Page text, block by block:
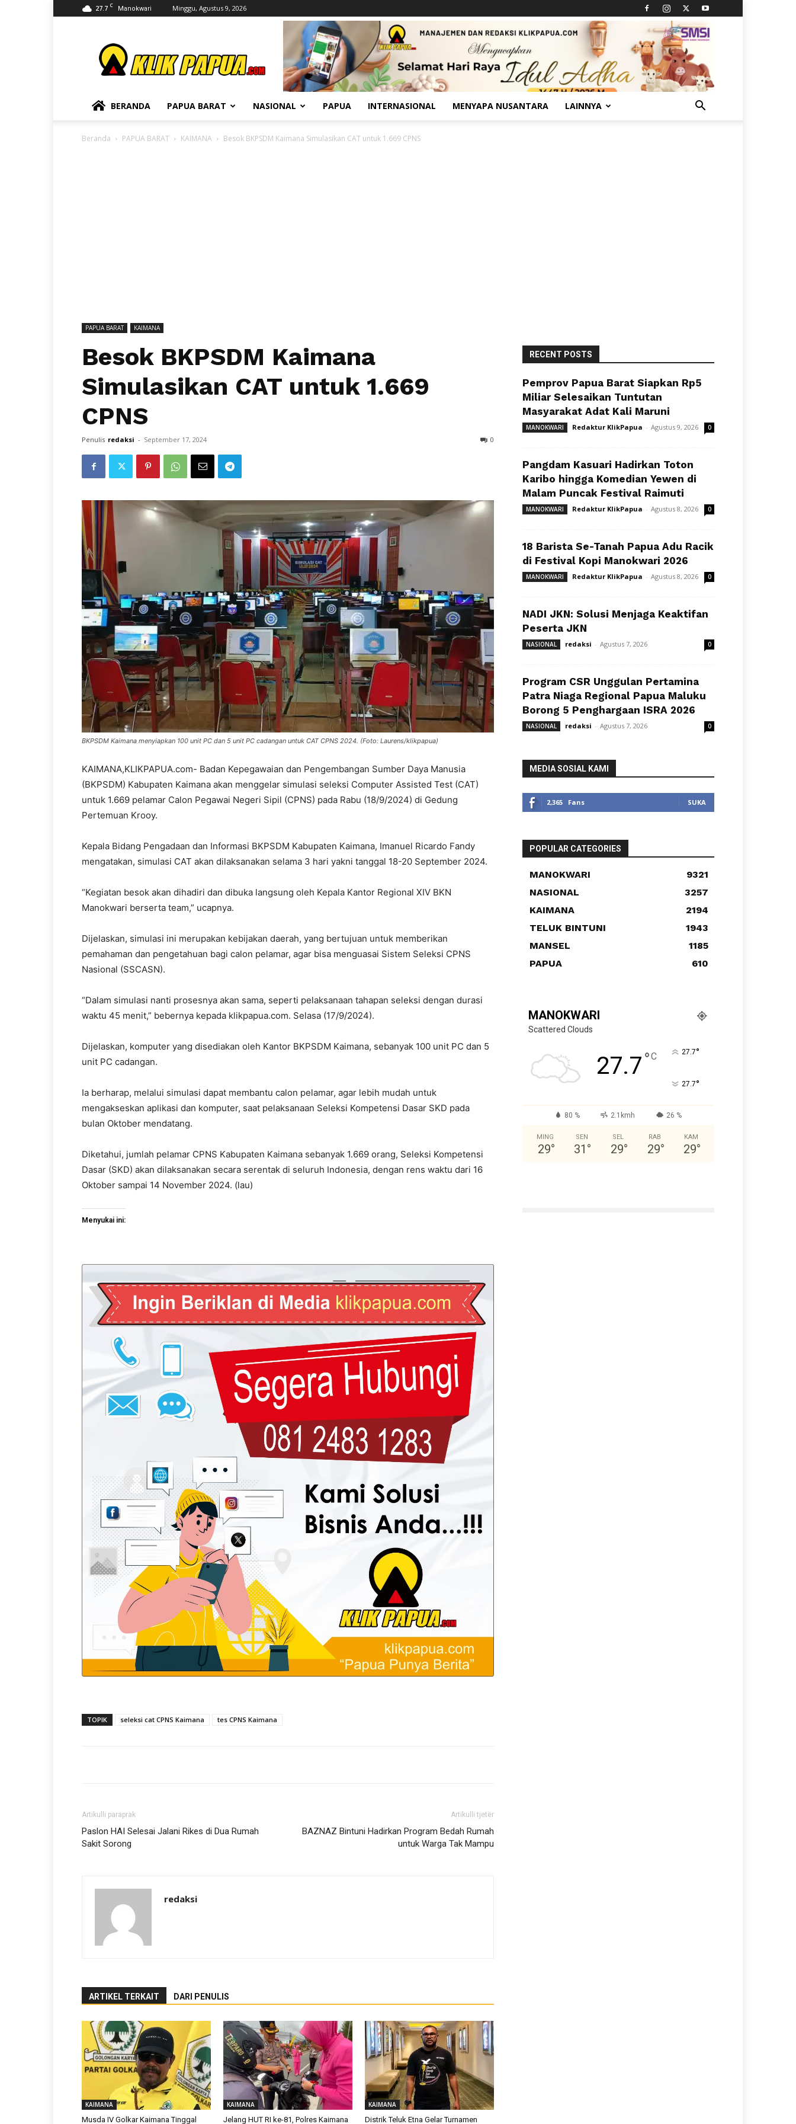
27.7 C Manokwari Minggu, Agustus 9, 2026
BERANDA PAPUA BARAT NASIONAL PAPUA INTERNASIONAL MENYAPA NUSANTARA LAINNYA
Beranda PAPUA BARAT KAIMANA Besok BKPSDM Kaimana Simulasikan CAT untuk 1.669 CPNS
PAPUA BARAT KAIMANA
Besok BKPSDM Kaimana
Simulasikan CAT untuk 1.669
CPNS
Penulis redaksi - September 17, 2024 0
BKPSDM Kaimana menyiapkan 100 unit PC dan 5 unit PC cadangan untuk CAT CPNS 2024. (Foto: Laurens/klikpapua)
KAIMANA,KLIKPAPUA.com- Badan Kepegawaian dan Pengembangan Sumber Daya Manusia
(BKPSDM) Kabupaten Kaimana akan menggelar simulasi seleksi Computer Assisted Test (CAT)
untuk 1.669 pelamar Calon Pegawai Negeri Sipil (CPNS) pada Rabu (18/9/2024) di Gedung
Pertemuan Krooy.
Kepala Bidang Pengadaan dan Informasi BKPSDM Kabupaten Kaimana, Imanuel Ricardo Fandy
mengatakan, simulasi CAT akan dilaksanakan selama 3 hari yakni tanggal 18-20 September 2024.
“Kegiatan besok akan dihadiri dan dibuka langsung oleh Kepala Kantor Regional XIV BKN
Manokwari berserta team,” ucapnya.
Dijelaskan, simulasi ini merupakan kebijakan daerah, yang bertujuan untuk memberikan
pemahaman dan pengetahuan bagi calon pelamar, agar bisa menguasai Sistem Seleksi CPNS
Nasional (SSCASN).
“Dalam simulasi nanti prosesnya akan sama, seperti pelaksanaan tahapan seleksi dengan durasi
waktu 45 menit,” bebernya kepada klikpapua.com. Selasa (17/9/2024).
Dijelaskan, komputer yang disediakan oleh Kantor BKPSDM Kaimana, sebanyak 100 unit PC dan 5
unit PC cadangan.
Ia berharap, melalui simulasi dapat membantu calon pelamar, agar lebih mudah untuk
mengakseskan aplikasi dan komputer, saat pelaksanaan Seleksi Kompetensi Dasar SKD pada
bulan Oktober mendatang.
Diketahui, jumlah pelamar CPNS Kabupaten Kaimana sebanyak 1.669 orang, Seleksi Kompetensi
Dasar (SKD) akan dilaksanakan secara serentak di seluruh Indonesia, dengan rens waktu dari 16
Oktober sampai 14 November 2024. (lau)
Menyukai ini:
TOPIK seleksi cat CPNS Kaimana tes CPNS Kaimana
Artikulli paraprak
Paslon HAI Selesai Jalani Rikes di Dua Rumah
Sakit Sorong
Artikulli tjetër
BAZNAZ Bintuni Hadirkan Program Bedah Rumah
untuk Warga Tak Mampu
redaksi
ARTIKEL TERKAIT DARI PENULIS
KAIMANA
Musda IV Golkar Kaimana Tinggal
KAIMANA
Jelang HUT RI ke-81, Polres Kaimana
KAIMANA
Distrik Teluk Etna Gelar Turnamen
RECENT POSTS
Pemprov Papua Barat Siapkan Rp5
Miliar Selesaikan Tuntutan
Masyarakat Adat Kali Maruni
MANOKWARI Redaktur KlikPapua - Agustus 9, 2026 0
Pangdam Kasuari Hadirkan Toton
Karibo hingga Komedian Yewen di
Malam Puncak Festival Raimuti
MANOKWARI Redaktur KlikPapua - Agustus 8, 2026 0
18 Barista Se-Tanah Papua Adu Racik
di Festival Kopi Manokwari 2026
MANOKWARI Redaktur KlikPapua - Agustus 8, 2026 0
NADI JKN: Solusi Menjaga Keaktifan
Peserta JKN
NASIONAL redaksi - Agustus 7, 2026 0
Program CSR Unggulan Pertamina
Patra Niaga Regional Papua Maluku
Borong 5 Penghargaan ISRA 2026
NASIONAL redaksi - Agustus 7, 2026 0
MEDIA SOSIAL KAMI
2,365 Fans SUKA
POPULAR CATEGORIES
MANOKWARI
9321
NASIONAL
3257
KAIMANA
2194
TELUK BINTUNI
1943
MANSEL
1185
PAPUA
610
MANOKWARI
Scattered Clouds
27.7°C 27.7°
27.7°
80 % 2.1kmh 26 %
MING
29°
SEN
31 °
SEL
29°
RAB
29°
KAM
29°